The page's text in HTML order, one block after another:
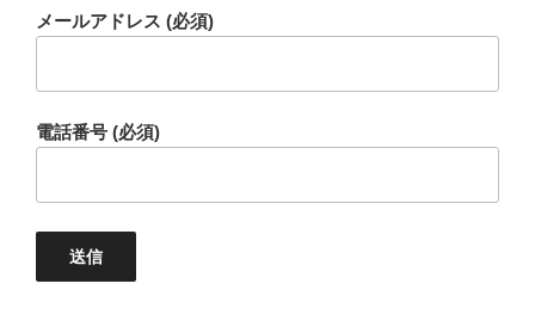
メールアドレス (必須)
電話番号 (必須)